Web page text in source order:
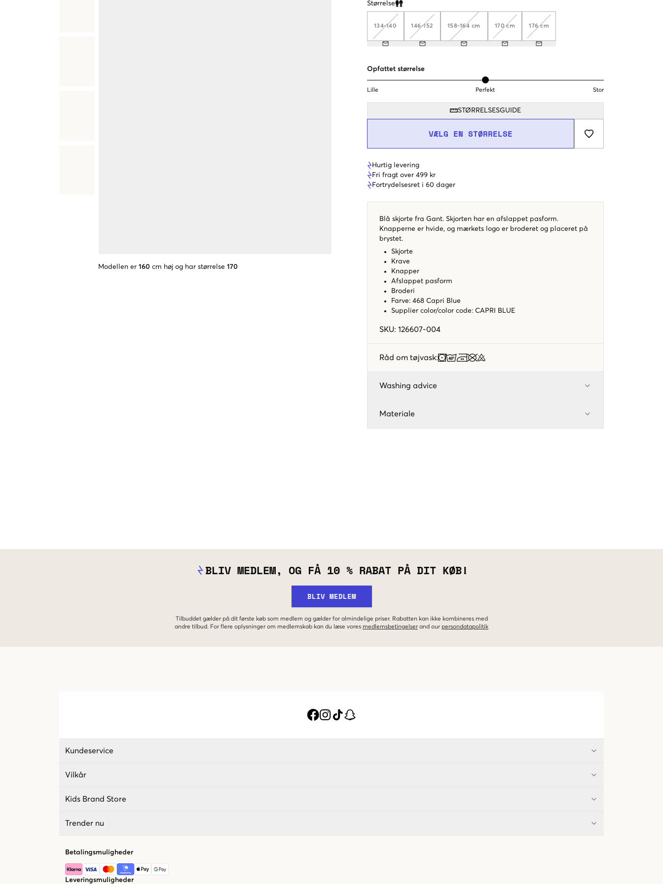
Modellen er 160 cm høj og har størrelse 170
Størrelse
Clone modal
134-140 146-152 158-164 cm 170 cm 176 cm
Opfattet størrelse
Lille Perfekt Stor
STØRRELSESGUIDE
VÆLG EN STØRRELSE
Hurtig levering
Fri fragt over 499 kr
Fortrydelsesret i 60 dager
Blå skjorte fra Gant. Skjorten har en afslappet pasform.
Knapperne er hvide, og mærkets logo er broderet og placeret på
brystet.
Skjorte
Krave
Knapper
Afslappet pasform
Broderi
Farve: 468 Capri Blue
Supplier color/color code: CAPRI BLUE
SKU: 126607-004
Råd om tøjvask:
Washing advice
Materiale
BLIV MEDLEM, OG FÅ 10 % RABAT PÅ DIT KØB!
BLIV MEDLEM
Tilbuddet gælder på dit første køb som medlem og gælder for almindelige priser. Rabatten kan ikke kombineres med
andre tilbud. For flere oplysninger om medlemskab kan du læse vores medlemsbetingelser and our persondatapolitik
Kundeservice
Vilkår
Kids Brand Store
Trender nu
Betalingsmuligheder
Leveringsmuligheder